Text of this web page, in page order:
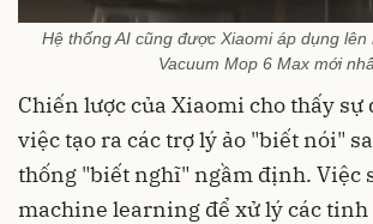
Hệ thống AI cũng được Xiaomi áp dụng lên
Vacuum Mop 6 Max mới
Chiến lược của Xiaomi cho thấy
việc tạo ra các trợ lý ảo "biết nói"
thống "biết nghĩ" ngầm định. Việc
machine learning để xử lý các